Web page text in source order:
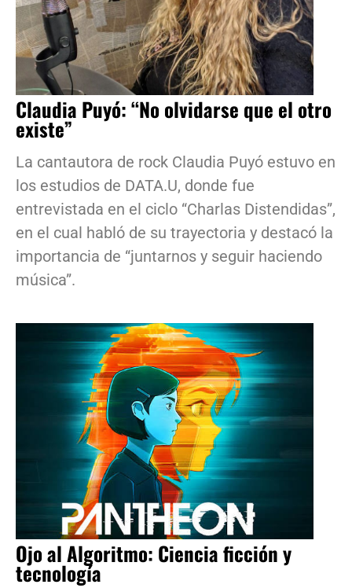
Claudia Puyó: “No olvidarse que el otro
existe”
La cantautora de rock Claudia Puyó estuvo en
los estudios de DATA.U, donde fue
entrevistada en el ciclo “Charlas Distendidas”,
en el cual habló de su trayectoria y destacó la
importancia de “juntarnos y seguir haciendo
música”.
Ojo al Algoritmo: Ciencia ficción y
tecnología